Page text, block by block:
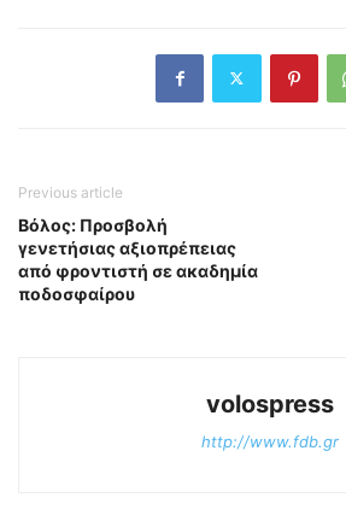
Previous article
Βόλος: Προσβολή
γενετήσιας αξιοπρέπειας
από φροντιστή σε ακαδημία
ποδοσφαίρου
volospress
http://www.fdb.gr